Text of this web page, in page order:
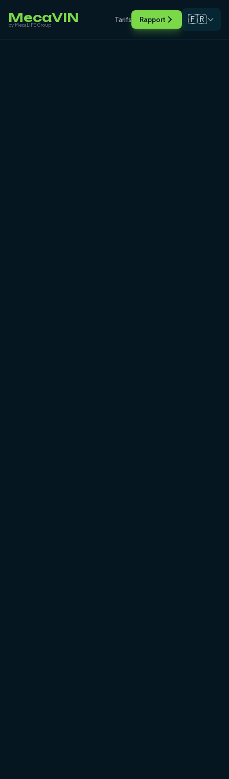
MecaVIN
by MecaLIFE Group
Tarifs Rapport 🇫🇷